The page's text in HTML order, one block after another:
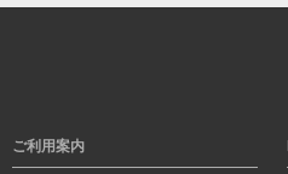
ご利用案内